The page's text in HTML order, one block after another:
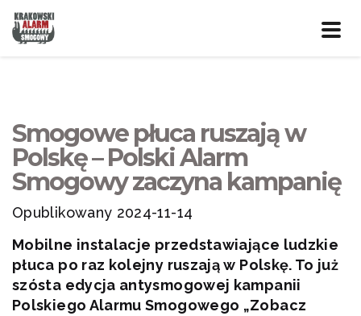
Smogowe płuca ruszają w
Polskę – Polski Alarm
Smogowy zaczyna kampanię
Opublikowany 2024-11-14
Mobilne instalacje przedstawiające ludzkie
płuca po raz kolejny ruszają w Polskę. To już
szósta edycja antysmogowej kampanii
Polskiego Alarmu Smogowego „Zobacz